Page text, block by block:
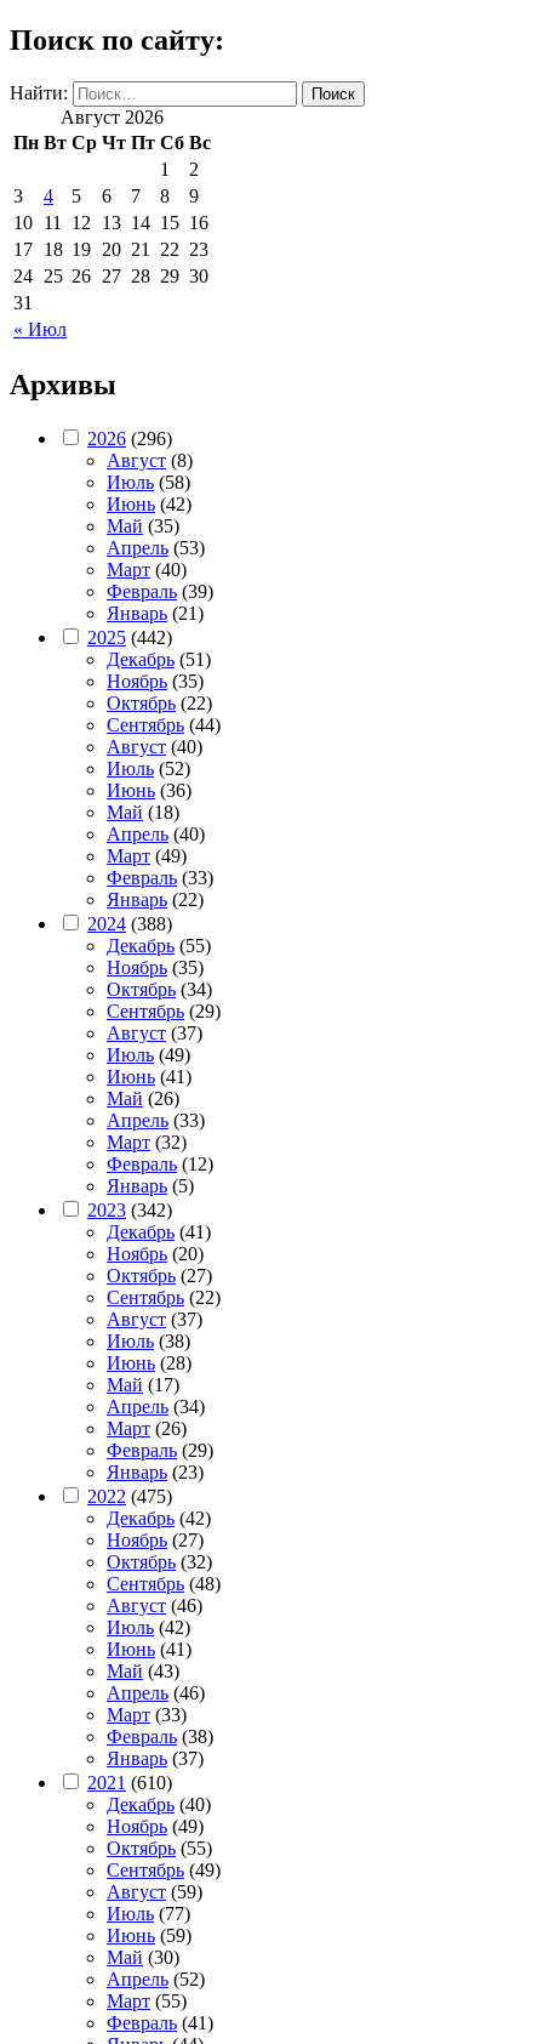
Поиск по сайту:
Найти:
Август 2026
Пн Вт Ср Чт Пт Сб Вс
« Июл
1
2
3
4 5 6 7 8
9
10 11 12 13 14 15 16
17 18 19 20 21 22 23
24 25 26 27 28 29 30
31
Архивы
2026 (296)
Август (8)
Июль (58)
Июнь (42)
Май (35)
Апрель (53)
Март (40)
Февраль (39)
Январь (21)
2025 (442)
Декабрь (51)
Ноябрь (35)
Октябрь (22)
Сентябрь (44)
Август (40)
Июль (52)
Июнь (36)
Май (18)
Апрель (40)
Март (49)
Февраль (33)
Январь (22)
2024 (388)
Декабрь (55)
Ноябрь (35)
Октябрь (34)
Сентябрь (29)
Август (37)
Июль (49)
Июнь (41)
Май (26)
Апрель (33)
Март (32)
Февраль (12)
Январь (5)
2023 (342)
Декабрь (41)
Ноябрь (20)
Октябрь (27)
Сентябрь (22)
Август (37)
Июль (38)
Июнь (28)
Май (17)
Апрель (34)
Март (26)
Февраль (29)
Январь (23)
2022 (475)
Декабрь (42)
Ноябрь (27)
Октябрь (32)
Сентябрь (48)
Август (46)
Июль (42)
Июнь (41)
Май (43)
Апрель (46)
Март (33)
Февраль (38)
Январь (37)
2021 (610)
Декабрь (40)
Ноябрь (49)
Октябрь (55)
Сентябрь (49)
Август (59)
Июль (77)
Июнь (59)
Май (30)
Апрель (52)
Март (55)
Февраль (41)